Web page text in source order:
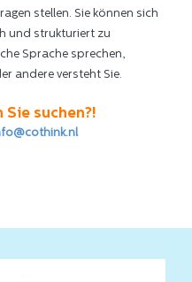
stellen. Sie können sich
und strukturiert zu
Sprache sprechen,
andere versteht Sie.
Sie suchen?!